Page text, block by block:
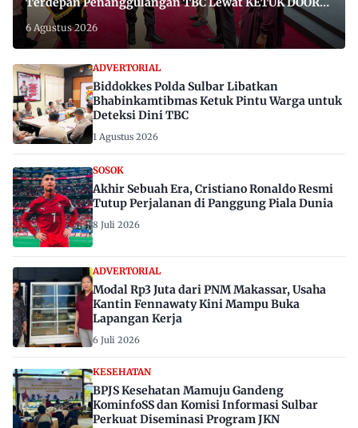
di 650 Desa
6 Agustus 2026
ADVERTORIAL
Biddokkes Polda Sulbar Libatkan
Bhabinkamtibmas Ketuk Pintu Warga untuk
Deteksi Dini TBC
1 Agustus 2026
SOSOK
Akhir Sebuah Era, Cristiano Ronaldo Resmi
Tutup Perjalanan di Panggung Piala Dunia
8 Juli 2026
ADVERTORIAL
Modal Rp3 Juta dari PNM Makassar, Usaha
Kantin Fennawaty Kini Mampu Buka
Lapangan Kerja
6 Juli 2026
KESEHATAN
BPJS Kesehatan Mamuju Gandeng
KominfoSS dan Komisi Informasi Sulbar
Perkuat Diseminasi Program JKN